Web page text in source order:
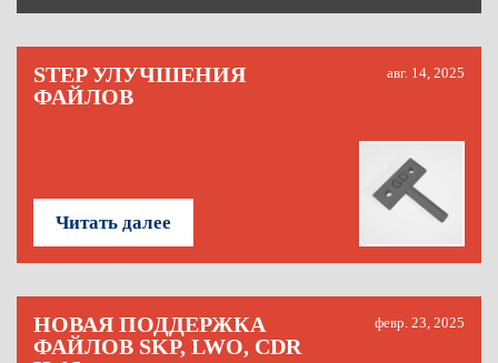
STEP УЛУЧШЕНИЯ
ФАЙЛОВ
авг. 14, 2025
Читать далее
НОВАЯ ПОДДЕРЖКА
ФАЙЛОВ SKP, LWO, CDR
февр. 23, 2025